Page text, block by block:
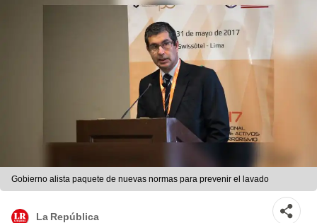
Gobierno alista paquete de nuevas normas para prevenir el lavado
La República